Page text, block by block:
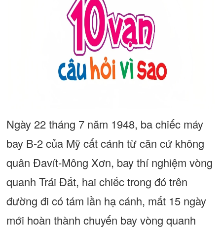
Ngày 22 tháng 7 năm 1948, ba chiếc máy
bay B-2 của Mỹ cất cánh từ căn cứ không
quân Đavít-Mông Xơn, bay thí nghiệm vòng
quanh Trái Đất, hai chiếc trong đó trên
đường đi có tám lần hạ cánh, mất 15 ngày
mới hoàn thành chuyến bay vòng quanh